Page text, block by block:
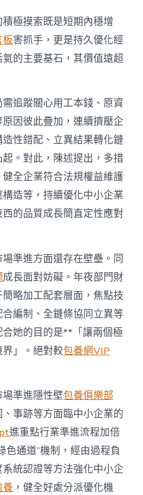
極摸索既是短期內穩增
板害抓手，更是持久優化經
的主要基石，其價值遠超
追蹤關心用工本錢、原資
因彼此疊加，連續擠壓企
性錯配、立異結果轉化鏈
。對此，陳述提出，多措
全企業符合法規權益維護
造等，持續優化中小企業
的品質成長簡直定性應對
準進方面還存在壁壘。同
成長面對妨礙。年夜部門財
略加工配套層面，焦點技
編制、全鏈條協同立異等
合她的目的是**「讓兩個極
」。絕對較包養網VIP
準進隱性壁包養俱樂部
事跡等方面臨中小企業的
進重點行業準進流程加倍
色通道”機制，經由過程負
統認證等方法強化中小企
養 ，健全好處分派優化機